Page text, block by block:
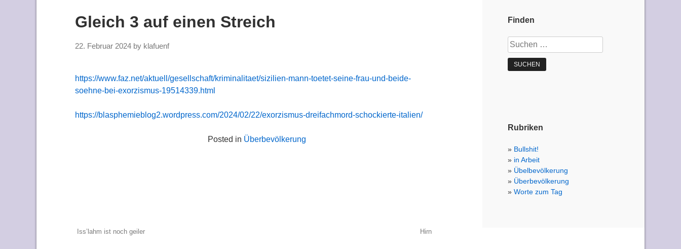
Gleich 3 auf einen Streich
22. Februar 2024 by klafuenf
https://www.faz.net/aktuell/gesellschaft/kriminalitaet/sizilien-mann-toetet-seine-frau-und-beide-
soehne-bei-exorzismus-19514339.html
https://blasphemieblog2.wordpress.com/2024/02/22/exorzismus-dreifachmord-schockierte-italien/
Posted in Überbevölkerung
Beitragsnavigation
Iss’lahm ist noch geiler Hirn
Finden
Suchen
nach:
Rubriken
Bullshit!
in Arbeit
Übelbevölkerung
Überbevölkerung
Worte zum Tag